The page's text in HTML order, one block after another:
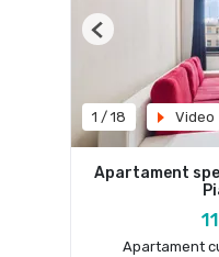
1 / 18 Video
Previous
Apartament
Apartament